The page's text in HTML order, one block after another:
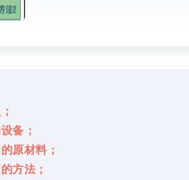
备；
原材料；
方法；